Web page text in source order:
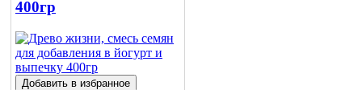
400гр
Добавить в избранное